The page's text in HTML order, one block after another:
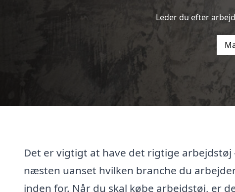
Leder du efter
Det er vigtigt at have det rigtige arbejdstøj
næsten uanset hvilken branche du
inden for. Når du skal købe arbejdstøj, er